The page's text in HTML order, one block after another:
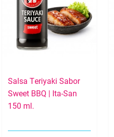
Salsa Teriyaki Sabor
Sweet BBQ | Ita-San
150 ml.